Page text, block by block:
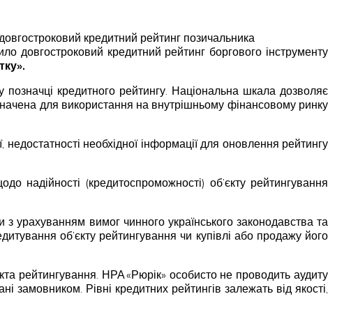
кредитний рейтинг позичальника
довгостроковий кредитний рейтинг боргового інструменту
кредитного рейтингу. Національна шкала дозволяє
для використання на внутрішньому фінансовому ринку
необхідної інформації для оновлення рейтингу
надійності (кредитоспроможності) об’єкту рейтингування
урахуванням вимог чинного українського законодавства та
об’єкту рейтингування чи купівлі або продажу його
рейтингування. НРА «Рюрік» особисто не проводить аудиту
замовником. Рівні кредитних рейтингів залежать від якості,